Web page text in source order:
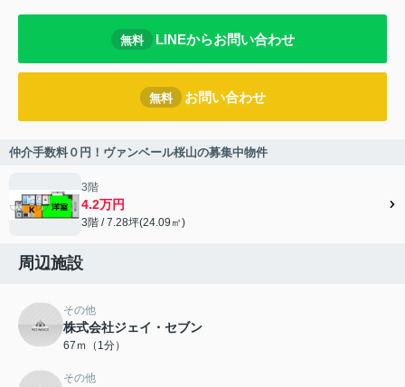
無料 LINEからお問い合わせ
無料 お問い合わせ
仲介手数料０円！ヴァンベール桜山の募集中物件
3階
4.2万円
3階 / 7.28坪(24.09㎡)
周辺施設
その他
株式会社ジェイ・セブン
67ｍ（1分）
その他